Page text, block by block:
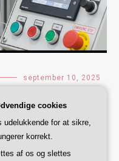
september 10, 2025
cookies
udelukkende for at sikre,
korrekt.
af os og slettes